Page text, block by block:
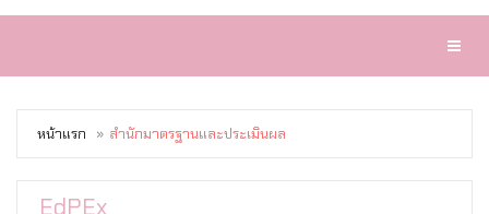
หน้าแรก สำนักมาตรฐานและประเมินผล
EdPEx